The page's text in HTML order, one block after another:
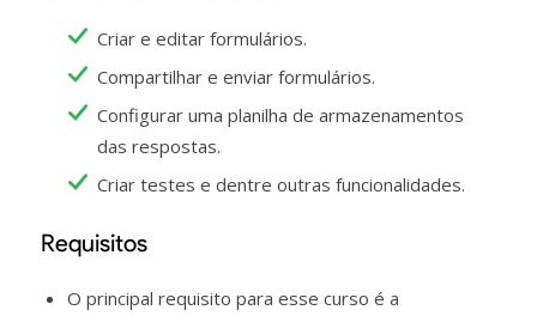
Criar e editar formulários.
Compartilhar e enviar formulários.
Configurar uma planilha de armazenamentos
das respostas.
Criar testes e dentre outras funcionalidades.
Requisitos
O principal requisito para esse curso é a